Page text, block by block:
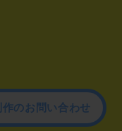
のお問い合わせ